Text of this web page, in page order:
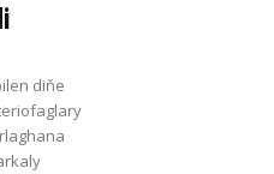
diňe